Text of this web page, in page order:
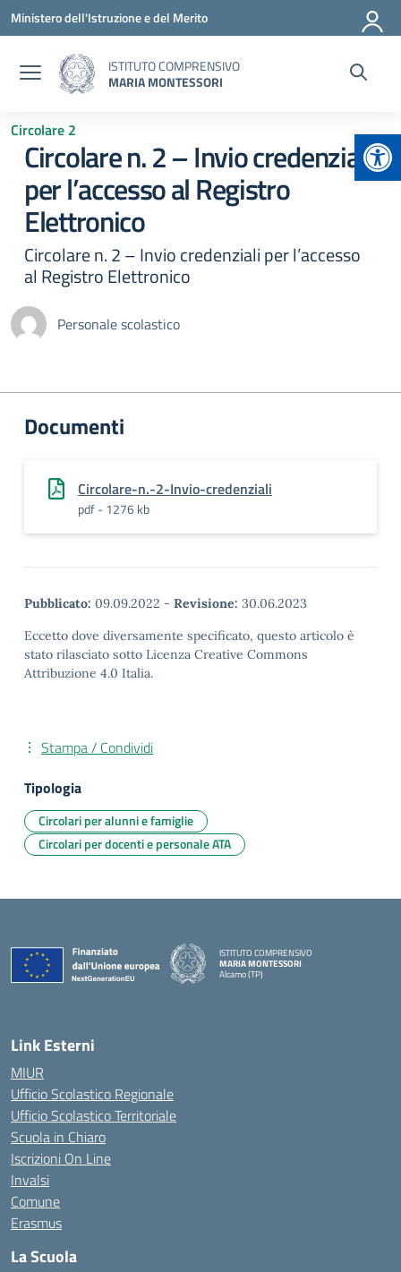
Vai ai contenuti
Vai al menu di navigazione
Vai al footer
Ministero dell'Istruzione e del Merito
ISTITUTO COMPRENSIVO
MARIA MONTESSORI
Circolare 2
Circolare n. 2 – Invio credenziali
per l’accesso al Registro
Elettronico
Circolare n. 2 – Invio credenziali per l’accesso
al Registro Elettronico
Personale scolastico
Documenti
Circolare-n.-2-Invio-credenziali
pdf - 1276 kb
Pubblicato: 09.09.2022 - Revisione: 30.06.2023
Eccetto dove diversamente specificato, questo articolo è
stato rilasciato sotto Licenza Creative Commons
Attribuzione 4.0 Italia.
Stampa / Condividi
Tipologia
Circolari per alunni e famiglie
Circolari per docenti e personale ATA
ISTITUTO COMPRENSIVO
MARIA MONTESSORI
Alcamo (TP)
Link Esterni
MIUR
Ufficio Scolastico Regionale
Ufficio Scolastico Territoriale
Scuola in Chiaro
Iscrizioni On Line
Invalsi
Comune
Erasmus
La Scuola